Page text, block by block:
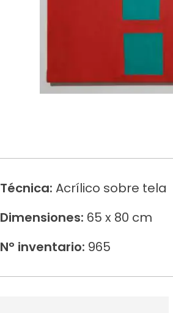
Técnica: Acrílico sobre tela
Dimensiones: 65 x 80 cm
N° inventario: 965